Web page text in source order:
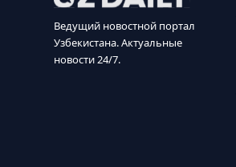
Ведущий новостной портал
Узбекистана. Актуальные
новости 24/7.